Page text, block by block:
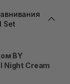
43
23 (ТЦ
Set
BY
Night Cream